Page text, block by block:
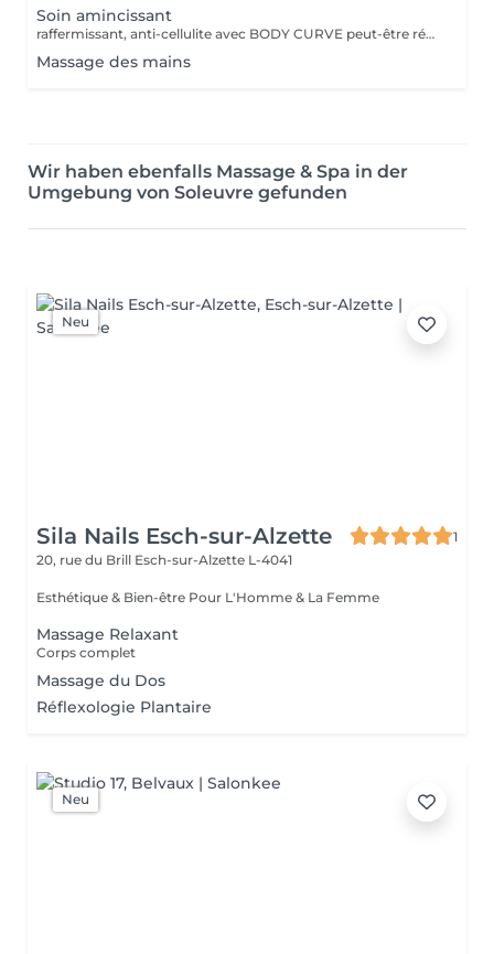
Soin amincissant
raffermissant, anti-cellulite avec BODY CURVE peut-être réalisé en cure, devis à demander sur place
Massage des mains
Wir haben ebenfalls Massage & Spa in der
Umgebung von Soleuvre gefunden
Neu
Sila Nails Esch-sur-Alzette
1
20, rue du Brill Esch-sur-Alzette L-4041
Esthétique & Bien-être Pour L'Homme & La Femme
Massage Relaxant
Corps complet
Massage du Dos
Réflexologie Plantaire
Neu